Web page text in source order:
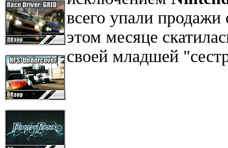
всего упали
этом месяце
своей младшей